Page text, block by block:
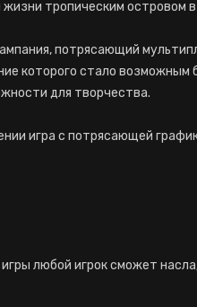
тропическим островом в
потрясающий
которого стало возможным
для творчества.
игра с потрясающей
любой игрок сможет